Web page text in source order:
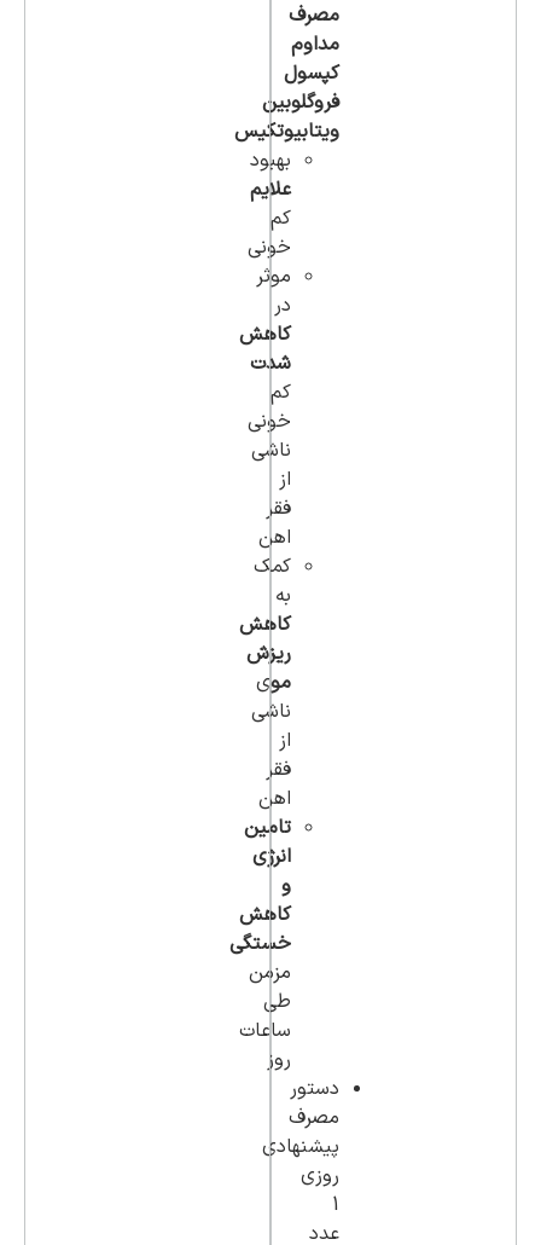
مصرف
مداوم
کپسول
فروگلوبین
ویتابیوتکیس
بهبود
علایم
کم
خونی
موثر
در
کاهش
شدت
کم
خونی
ناشی
از
فقر
اهن
کمک
به
کاهش
ریزش
موی
ناشی
از
فقر
اهن
تامین
انرژی
و
کاهش
خستگی
مزمن
طی
ساعات
روز
دستور
مصرف
پیشنهادی
روزی
1
عدد